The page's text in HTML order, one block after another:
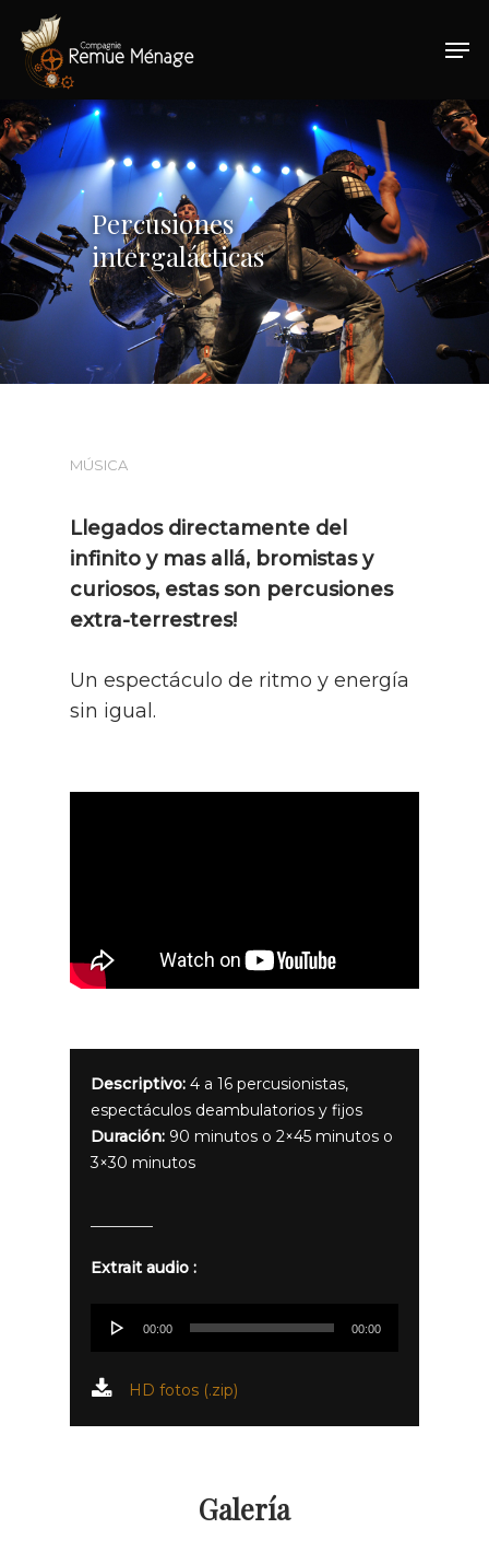
Hit enter to search or ESC to close
Percusiones
intergalácticas
MÚSICA
Llegados directamente del
infinito y mas allá, bromistas y
curiosos, estas son percusiones
extra-terrestres!
Un espectáculo de ritmo y energía
sin igual.
Descriptivo: 4 a 16 percusionistas,
espectáculos deambulatorios y fijos
Duración: 90 minutos o 2×45 minutos o
3×30 minutos
Extrait audio :
Reproductor
00:00 00:00
HD fotos (.zip)
Galería